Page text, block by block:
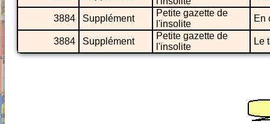
3884 Supplément
Petite gazette de
l'insolite
En
3884 Supplément
Petite gazette de
l'insolite
Le